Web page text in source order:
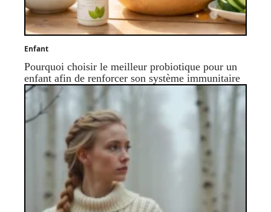
Enfant
Pourquoi choisir le meilleur probiotique pour un
enfant afin de renforcer son système immunitaire